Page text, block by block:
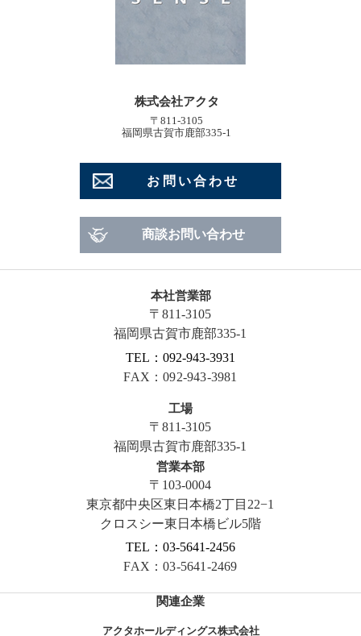
株式会社アクタ
〒811-3105
福岡県古賀市鹿部335-1
お問い合わせ
商談お問い合わせ
本社営業部
〒811-3105
福岡県古賀市鹿部335-1
TEL：092-943-3931
FAX：092-943-3981
工場
〒811-3105
福岡県古賀市鹿部335-1
営業本部
〒103-0004
東京都中央区東日本橋2丁目22−1
クロスシー東日本橋ビル5階
TEL：03-5641-2456
FAX：03-5641-2469
関連企業
アクタホールディングス株式会社